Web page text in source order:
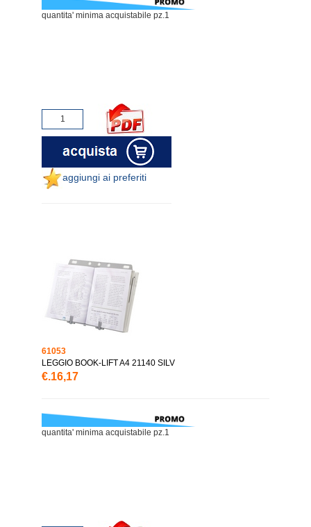
quantita' minima acquistabile pz.1
aggiungi ai preferiti
61053
LEGGIO BOOK-LIFT A4 21140 SILV
€.16,17
quantita' minima acquistabile pz.1